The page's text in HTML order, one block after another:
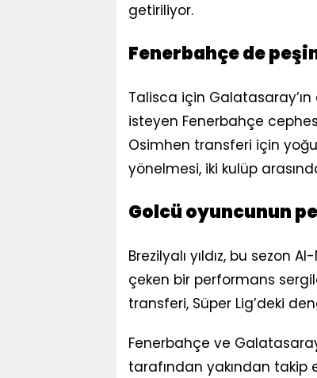
getiriliyor.
Fenerbahçe de
Talisca için
isteyen Fenerbahçe
Osimhen transferi için
yönelmesi, iki kulüp
Golcü oyuncunun
Brezilyalı yıldız, bu sezon
çeken bir performans
transferi, Süper Lig’deki
Fenerbahçe ve
tarafından yakından takip